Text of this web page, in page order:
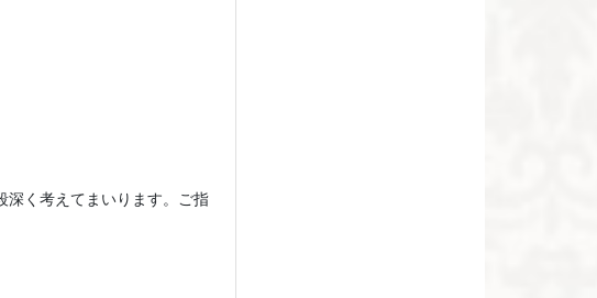
深く考えてまいります。ご指